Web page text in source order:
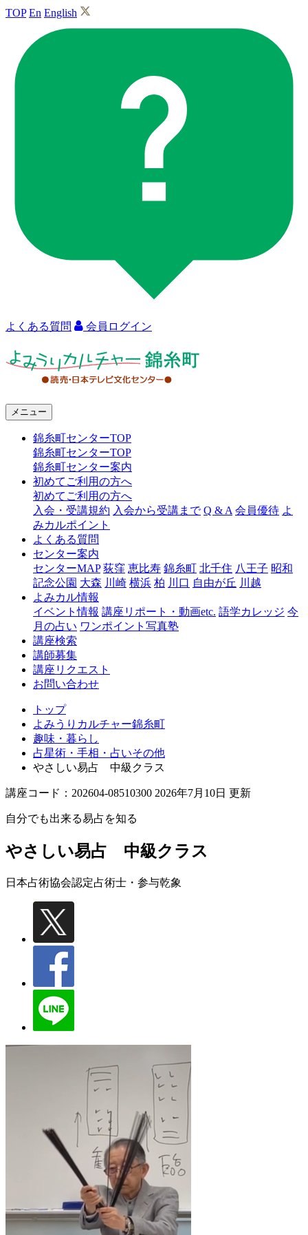
TOP En English
よくある質問 会員ログイン
ャ
糸
メニュー
錦糸町センターTOP
錦糸町センターTOP
錦糸町センター案内
初めてご利用の方へ
初めてご利用の方へ
入会・受講規約 入会から受講まで Q & A 会員優待 よ
みカルポイント
よくある質問
センター案内
センターMAP 荻窪 恵比寿 錦糸町 北千住 八王子 昭和
記念公園 大森 川崎 横浜 柏 川口 自由が丘 川越
よみカル情報
イベント情報 講座リポート・動画etc. 語学カレッジ 今
月の占い ワンポイント写真塾
講座検索
講師募集
講座リクエスト
お問い合わせ
トップ
よみうりカルチャー錦糸町
趣味・暮らし
占星術・手相・占いその他
やさしい易占 中級クラス
講座コード：202604-08510300 2026年7月10日 更新
自分でも出来る易占を知る
やさしい易占 中級クラス
日本占術協会認定占術士・参与乾象